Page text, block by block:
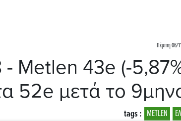
Πέμπτη 06/
Metlen 43e (-
52e μετά το
METLEN
tags :